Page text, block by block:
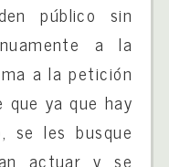
público sin
a la
a la petición
que ya que hay
se les busque
actuar y se